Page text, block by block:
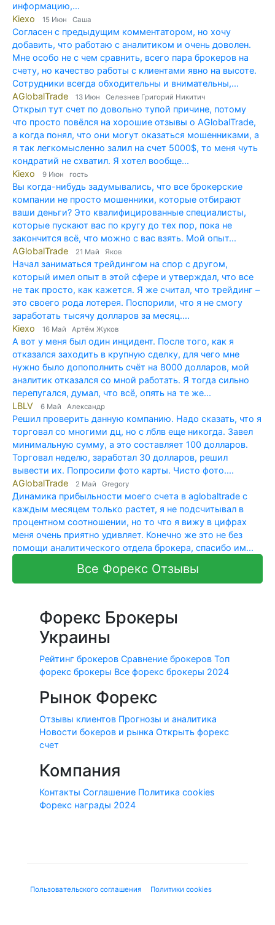
информацию,...
Kiexo
15 Июн Саша
Согласен с предыдущим комментатором, но хочу
добавить, что работаю с аналитиком и очень доволен.
Мне особо не с чем сравнить, всего пара брокеров на
счету, но качество работы с клиентами явно на высоте.
Сотрудники всегда обходительны и внимательны,...
AGlobalTrade
13 Июн Селезнев Григорий Никитич
Открыл тут счет по довольно тупой причине, потому
что просто повёлся на хорошие отзывы о AGlobalTrade,
а когда понял, что они могут оказаться мошенниками, а
я так легкомысленно залил на счет 5000$, то меня чуть
кондратий не схватил. Я хотел вообще...
Kiexo
9 Июн гость
Вы когда-нибудь задумывались, что все брокерские
компании не просто мошенники, которые отбирают
ваши деньги? Это квалифицированные специалисты,
которые пускают вас по кругу до тех пор, пока не
закончится всё, что можно с вас взять. Мой опыт...
AGlobalTrade
21 Май Яков
Начал заниматься трейдингом на спор с другом,
который имел опыт в этой сфере и утверждал, что все
не так просто, как кажется. Я же считал, что трейдинг –
это своего рода лотерея. Поспорили, что я не смогу
заработать тысячу долларов за месяц....
Kiexo
16 Май Артём Жуков
А вот у меня был один инцидент. После того, как я
отказался заходить в крупную сделку, для чего мне
нужно было допополнить счёт на 8000 долларов, мой
аналитик отказался со мной работать. Я тогда сильно
перепугался, думал, что всё, опять на те же...
LBLV
6 Май Александр
Решил проверить данную компанию. Надо сказать, что я
торговал со многими дц, но с лблв еще никогда. Завел
минимальную сумму, а это составляет 100 долларов.
Торговал неделю, заработал 30 долларов, решил
вывести их. Попросили фото карты. Чисто фото....
AGlobalTrade
2 Май Gregory
Динамика прибыльности моего счета в aglobaltrade с
каждым месяцем только растет, я не подсчитывал в
процентном соотношении, но то что я вижу в цифрах
меня очень приятно удивляет. Конечно же это не без
помощи аналитического отдела брокера, спасибо им...
Все Форекс Отзывы
Форекс Брокеры
Украины
Рейтинг брокеров Сравнение брокеров Топ
форекс брокеры Все форекс брокеры 2024
Рынок Форекс
Отзывы клиентов Прогнозы и аналитика
Новости бокеров и рынка Открыть форекс
счет
Компания
Контакты Соглашение Политика cookies
Форекс награды 2024
Пользовательского соглашения Политики cookies